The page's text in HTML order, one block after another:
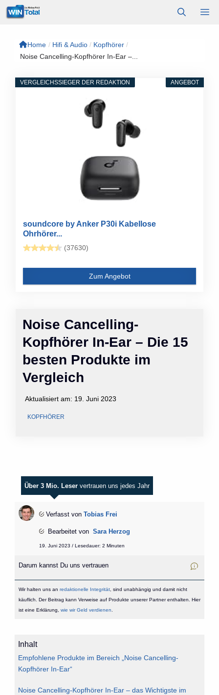
Zum
Inhalt
Home / Hifi & Audio / Kopfhörer /
Noise Cancelling-Kopfhörer In-Ear –...
Noise Cancelling-
Kopfhörer In-Ear – Die 15
besten Produkte im
Vergleich
Aktualisiert am: 19. Juni 2023
KOPFHÖRER
ANGEBOT
VERGLEICHSSIEGER DER REDAKTION
soundcore by Anker P30i Kabellose
Ohrhörer...
(37630)
Zum Angebot
Über 3 Mio. Leser vertrauen uns jedes Jahr
Verfasst von Tobias Frei
Bearbeitet von Sara Herzog
19. Juni 2023 / Lesedauer: 2 Minuten
Darum kannst Du uns vertrauen
Wir halten uns an redaktionelle Integrität, sind unabhängig und damit nicht
käuflich. Der Beitrag kann Verweise auf Produkte unserer Partner enthalten. Hier
ist eine Erklärung, wie wir Geld verdienen
Inhalt
Empfohlene Produkte im Bereich „Noise Cancelling-
Kopfhörer In-Ear“
Noise Cancelling-Kopfhörer In-Ear – das Wichtigste im